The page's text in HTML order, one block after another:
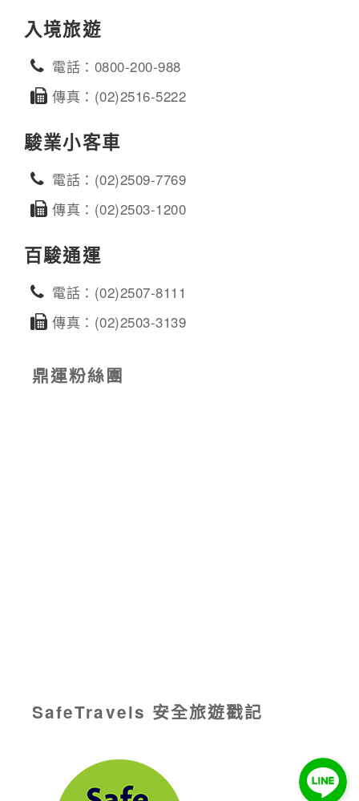
入境旅遊
電話：0800-200-988
傳真：(02)2516-5222
駿業小客車
電話：(02)2509-7769
傳真：(02)2503-1200
百駿通運
電話：(02)2507-8111
傳真：(02)2503-3139
鼎運粉絲團
SafeTravels 安全旅遊戳記